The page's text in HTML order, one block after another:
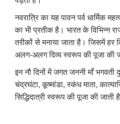
नवरात्रि का यह पावन पर्व धार्मिक
का भी प्रतीक है। भारत के विभिन्न
तरीकों से मनाया जाता है। जिसमें हर
अलग-अलग दिव्य स्वरूप की पूजा की
इन नौ दिनों में जगत जननी माँ भगवती
चंद्रघंटा,कूष्मांडा,स्कंध माता,
सिद्धिदात्री स्वरूप की पूजा की जाती